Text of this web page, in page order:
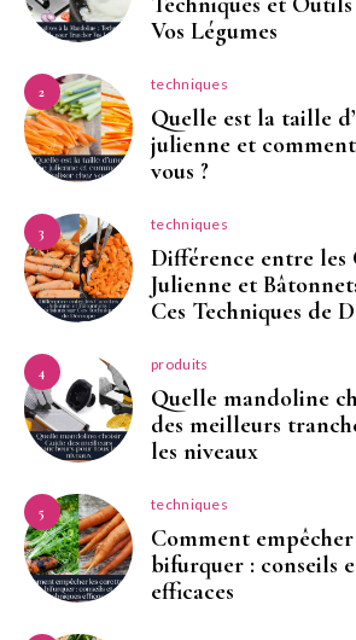
Vos Légumes
2 techniques
Quelle est la taille
julienne et
vous ?
3 techniques
Différence entre les
Julienne et
Ces Techniques de
4 produits
Quelle mandoline
des meilleurs
les niveaux
5 techniques
Comment
bifurquer : conseils
efficaces